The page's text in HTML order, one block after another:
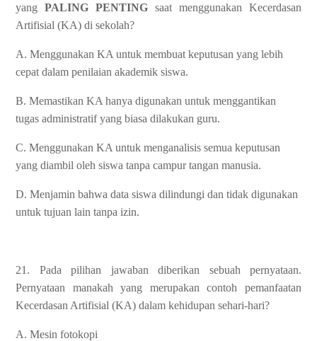
yang PALING PENTING saat menggunakan Kecerdasan
Artifisial (KA) di sekolah?
A. Menggunakan KA untuk membuat keputusan yang lebih
cepat dalam penilaian akademik siswa.
B. Memastikan KA hanya digunakan untuk menggantikan
tugas administratif yang biasa dilakukan guru.
C. Menggunakan KA untuk menganalisis semua keputusan
yang diambil oleh siswa tanpa campur tangan manusia.
D. Menjamin bahwa data siswa dilindungi dan tidak digunakan
untuk tujuan lain tanpa izin.
21. Pada pilihan jawaban diberikan sebuah pernyataan.
Pernyataan manakah yang merupakan contoh pemanfaatan
Kecerdasan Artifisial (KA) dalam kehidupan sehari-hari?
A. Mesin fotokopi